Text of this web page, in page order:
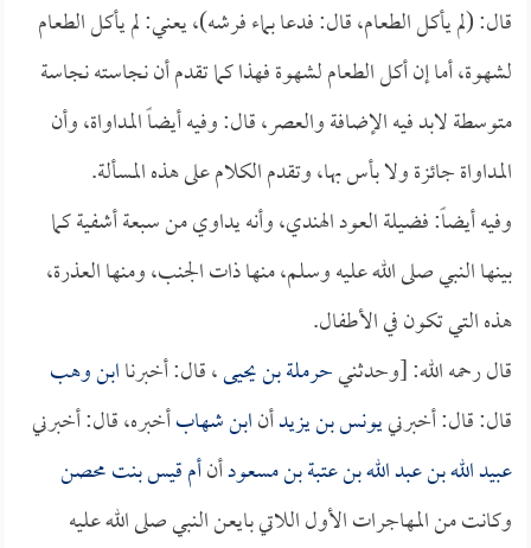
قال: (لم يأكل الطعام، قال: فدعا بماء فرشه)، يعني: لم يأكل الطعام
لشهوة، أما إن أكل الطعام لشهوة فهذا كما تقدم أن نجاسته نجاسة
متوسطة لابد فيه الإضافة والعصر، قال: وفيه أيضاً المداواة، وأن
المداواة جائزة ولا بأس بها، وتقدم الكلام على هذه المسألة.
وفيه أيضاً: فضيلة العود الهندي، وأنه يداوي من سبعة أشفية كما
بينها النبي صلى الله عليه وسلم، منها ذات الجنب، ومنها العذرة،
هذه التي تكون في الأطفال.
قال رحمه الله: [وحدثنيحرملة بن يحيى، قال: أخبرناابن وهب
قال: قال: أخبرنييونس بن يزيدأنابن شهابأخبره، قال: أخبرني
عبيد الله بن عبد الله بن عتبة بن مسعودأنأم قيس بنت محصن
وكانت من المهاجرات الأول اللاتي بايعن النبي صلى الله عليه